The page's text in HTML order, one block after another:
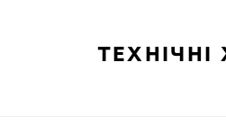
ТЕХНІЧНІ